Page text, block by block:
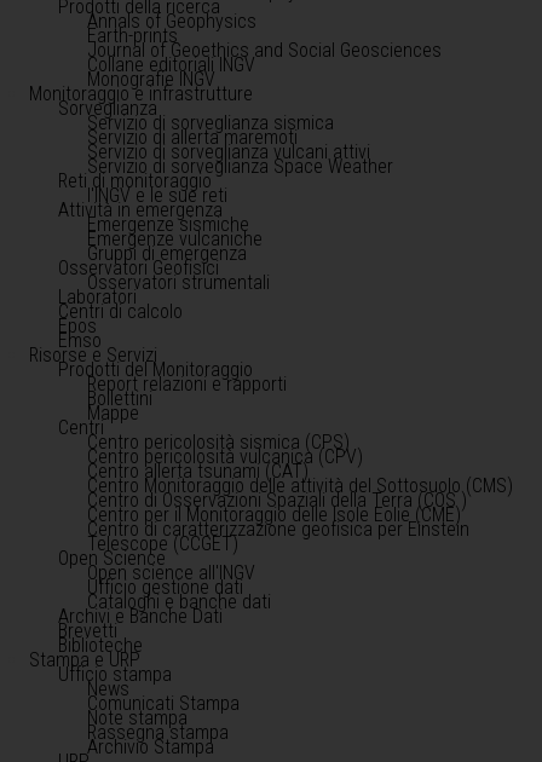
Prodotti della ricerca
Annals of Geophysics
Earth-prints
Journal of Geoethics and Social Geosciences
Collane editoriali INGV
Monografie INGV
Monitoraggio e infrastrutture
Sorveglianza
Servizio di sorveglianza sismica
Servizio di allerta maremoti
Servizio di sorveglianza vulcani attivi
Servizio di sorveglianza Space Weather
Reti di monitoraggio
l'INGV e le sue reti
Attività in emergenza
Emergenze sismiche
Emergenze vulcaniche
Gruppi di emergenza
Osservatori Geofisici
Osservatori strumentali
Laboratori
Centri di calcolo
Epos
Emso
Risorse e Servizi
Prodotti del Monitoraggio
Report relazioni e rapporti
Bollettini
Mappe
Centri
Centro pericolosità sismica (CPS)
Centro pericolosità vulcanica (CPV)
Centro allerta tsunami (CAT)
Centro Monitoraggio delle attività del Sottosuolo (CMS)
Centro di Osservazioni Spaziali della Terra (COS )
Centro per il Monitoraggio delle Isole Eolie (CME)
Centro di caratterizzazione geofisica per Einstein
Telescope (CCGET)
Open Science
Open science all'INGV
Ufficio gestione dati
Cataloghi e banche dati
Archivi e Banche Dati
Brevetti
Biblioteche
Stampa e URP
Ufficio stampa
News
Comunicati Stampa
Note stampa
Rassegna stampa
Archivio Stampa